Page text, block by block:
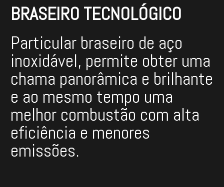
BRASEIRO TECNOLÓGICO
Particular braseiro de aço
inoxidável, permite obter uma
chama panorâmica e brilhante
e ao mesmo tempo uma
melhor combustão com alta
eficiência e menores
emissões.